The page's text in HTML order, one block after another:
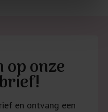
onze
en ontvang een